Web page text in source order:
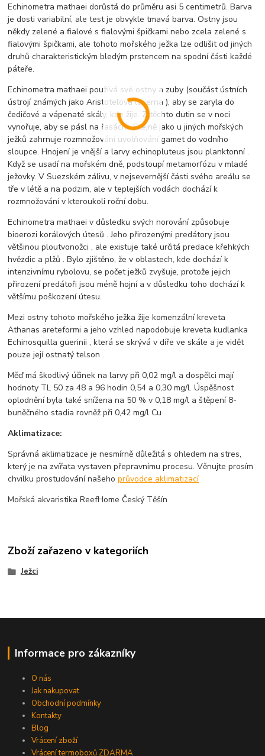
Echinometra mathaei dorůstá do průměru asi 5 centimetrů. Barva
je dosti variabilní, ale test je obvykle tmavá barva. Ostny jsou
někdy zelené a fialové s fialovými špičkami nebo zcela zelené s
fialovými špičkami, ale tohoto mořského ježka lze odlišit od jiných
druhů charakteristickým bledým prstencem na spodní části každé
páteře.
Echinometra mathaei používá své ostny a zuby (součást ústních
ústrojí známých jako Aristotelova lucerna ), aby se zaryla do
čedičové a vápenaté skály, kde žije. Z těchto dutin se v noci
vynořuje, aby se pásl na řasách . Stejně jako u jiných mořských
ježků zahrnuje rozmnožování uvolňování gamet do vodního
sloupce. Hnojení je vnější a larvy echinopluteus jsou planktonní .
Když se usadí na mořském dně, podstoupí metamorfózu v mladé
ježovky. V Suezském zálivu, v nejsevernější části svého areálu se
tře v létě a na podzim, ale v teplejších vodách dochází k
rozmnožování v kteroukoli roční dobu.
Echinometra mathaei v důsledku svých norování způsobuje
bioerozi korálových útesů . Jeho přirozenými predátory jsou
většinou ploutvonožci , ale existuje také určitá predace křehkých
hvězdic a plžů . Bylo zjištěno, že v oblastech, kde dochází k
intenzivnímu rybolovu, se počet ježků zvyšuje, protože jejich
přirození predátoři jsou méně hojní a v důsledku toho dochází k
většímu poškození útesu.
Mezi ostny tohoto mořského ježka žije komenzální kreveta
Athanas areteformi a jeho vzhled napodobuje kreveta kudlanka
Echinosquilla guerinii , která se skrývá v díře ve skále a je vidět
pouze její ostnatý telson .
Měď má škodlivý účinek na larvy při 0,02 mg/l a dospělci mají
hodnoty TL 50 za 48 a 96 hodin 0,54 a 0,30 mg/l. Úspěšnost
oplodnění byla také snížena na 50 % v 0,18 mg/l a štěpení 8-
buněčného stadia rovněž při 0,42 mg/l Cu
Aklimatizace:
Správná aklimatizace je nesmírně důležitá s ohledem na stres,
který je na zvířata vystaven přepravnímu procesu. Věnujte prosím
chvilku prostudování našehoprůvodce aklimatizací
Mořská akvaristika ReefHome Český Těšín
Zboží zařazeno v kategoriích
Ježci
Informace pro zákazníky
O nás
Jak nakupovat
Obchodní podmínky
Kontakty
Blog
Vrácení zboží
Vrácení termoboxů ZDARMA